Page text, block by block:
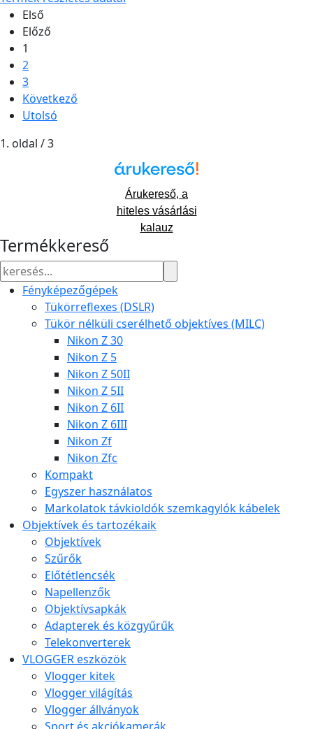
Első
Előző
1
2
3
Következő
Utolsó
1. oldal / 3
Árukereső, a
hiteles vásárlási
kalauz
Termékkereső
Fényképezőgépek
Tükörreflexes (DSLR)
Tükör nélküli cserélhető objektíves (MILC)
Nikon Z 30
Nikon Z 5
Nikon Z 50II
Nikon Z 5II
Nikon Z 6II
Nikon Z 6III
Nikon Zf
Nikon Zfc
Kompakt
Egyszer használatos
Markolatok távkioldók szemkagylók kábelek
Objektívek és tartozékaik
Objektívek
Szűrők
Előtétlencsék
Napellenzők
Objektívsapkák
Adapterek és közgyűrűk
Telekonverterek
VLOGGER eszközök
Vlogger kitek
Vlogger világítás
Vlogger állványok